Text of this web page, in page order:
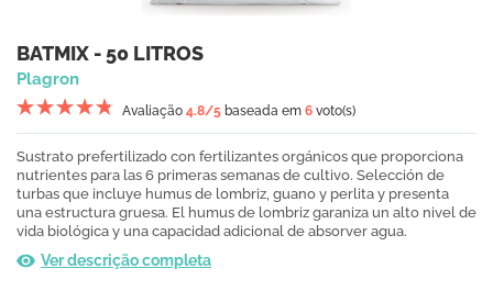
BATMIX - 50 LITROS
Plagron
Avaliação 4.8/5 baseada em 6 voto(s)
Sustrato prefertilizado con fertilizantes orgánicos que proporciona
nutrientes para las 6 primeras semanas de cultivo. Selección de
turbas que incluye humus de lombriz, guano y perlita y presenta
una estructura gruesa. El humus de lombriz garaniza un alto nivel de
vida biológica y una capacidad adicional de absorver agua.
Ver descrição completa